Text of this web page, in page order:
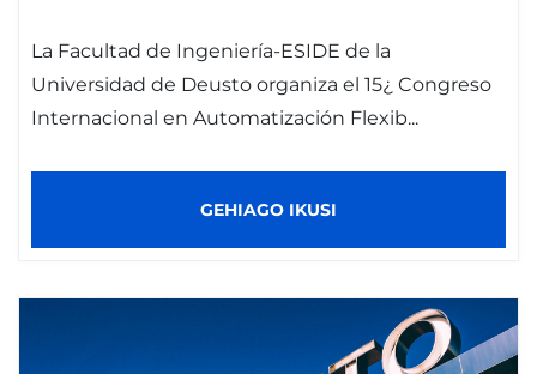
La Facultad de Ingeniería-ESIDE de la
Universidad de Deusto organiza el 15¿ Congreso
Internacional en Automatización Flexib...
GEHIAGO IKUSI